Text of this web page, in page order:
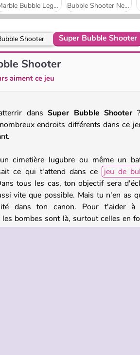
Marble Bubble Legend Bubble Shooter Neon
Shooter Super Bubble Shooter
Shooter
aiment ce jeu
dans Super Bubble Shooter?
endroits différents dans ce
cimetière lugubre ou même un
ce qui t'attend dans ce
jeu de
tous les cas, ton objectif sera
vite que possible. Mais tu n'en as
dans ton canon. Pour t'aider à
les bombes sont là, surtout celles en